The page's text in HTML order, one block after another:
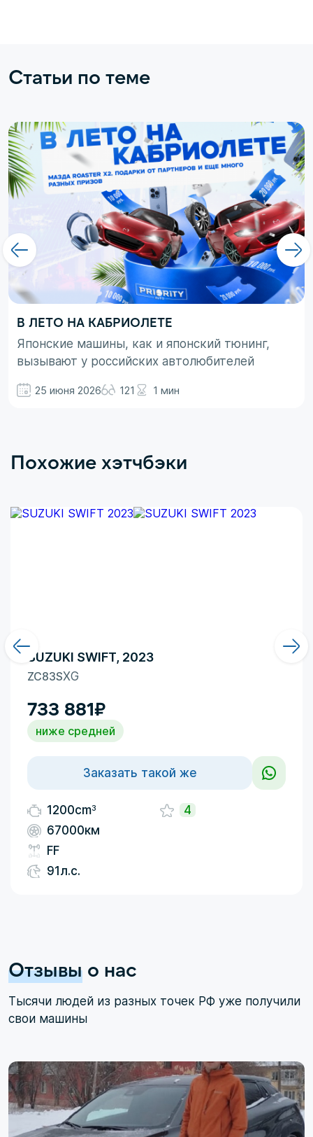
Статьи по теме
В ЛЕТО НА КАБРИОЛЕТЕ
Японские машины, как и японский тюнинг,
вызывают у российских автолюбителей
просто ассоциируются с вполне понятными
Здесь больше доминирует чувство безумного
25 июня 2026 121 1 мин
Похожие хэтчбэки
1200cm3
67000км
FF
91л.с.
4
SUZUKI SWIFT, 2023
ZC83SXG
733 881₽
ниже средней
Заказать такой же
Отзывы о нас
Тысячи людей из разных точек РФ уже получили
свои машины